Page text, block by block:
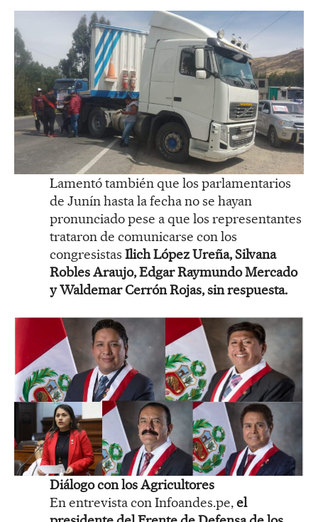
Lamentó también que los parlamentarios
de Junín hasta la fecha no se hayan
pronunciado pese a que los representantes
trataron de comunicarse con los
congresistas Ilich López Ureña, Silvana
Robles Araujo, Edgar Raymundo Mercado
y Waldemar Cerrón Rojas, sin respuesta.
Diálogo con los Agricultores
En entrevista con Infoandes.pe,el